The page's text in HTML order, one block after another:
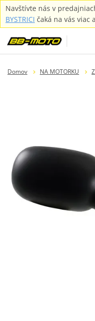
Navštívte nás v
BYSTRICI čaká na vás viac
Domov NA MOTORKU